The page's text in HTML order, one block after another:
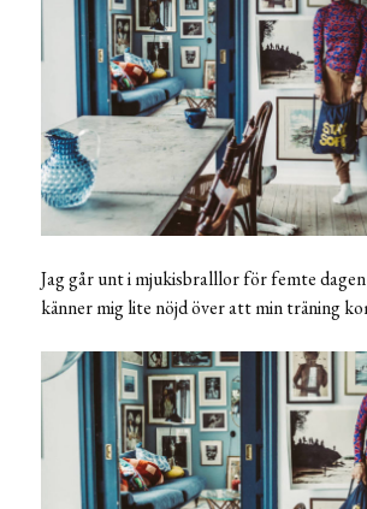
Jag går unt i mjukisbralllor för femte
känner mig lite nöjd över att min träning